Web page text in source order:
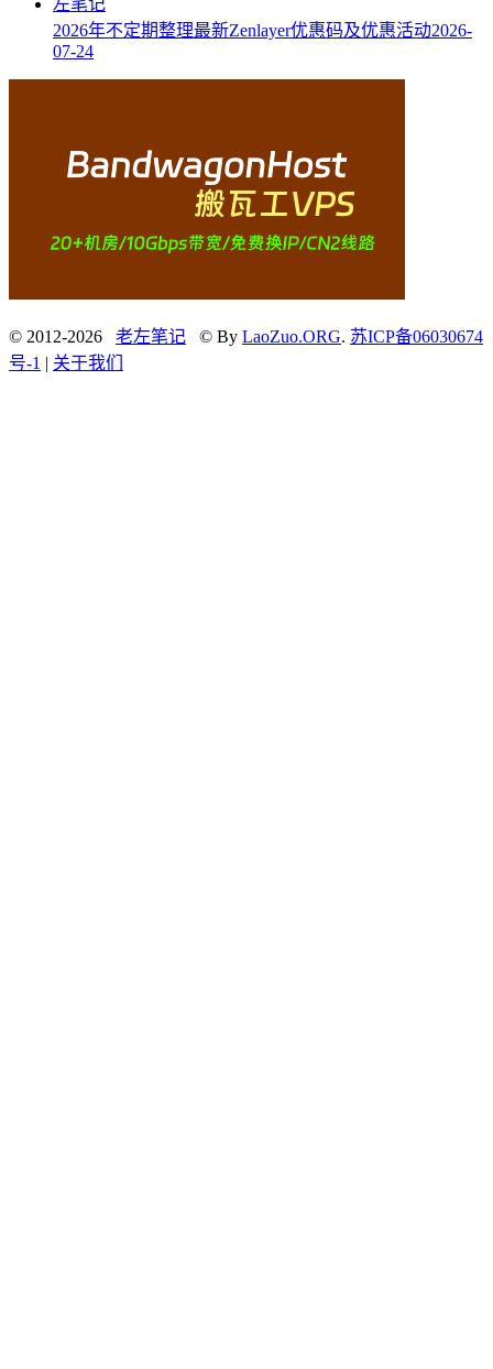
2026年不定期整理最新Zenlayer优惠码及优惠活动2026-
07-24
© 2012-2026 老左笔记 © By LaoZuo.ORG. 苏ICP备06030674
号-1 | 关于我们